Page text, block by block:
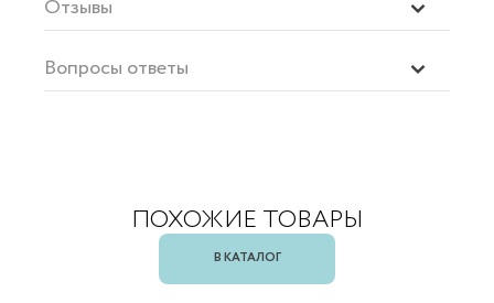
Отзывы
Вопросы ответы
ПОХОЖИЕ ТОВАРЫ
В КАТАЛОГ